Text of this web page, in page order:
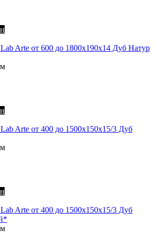
Arte от 600 до 1800х190х14 Дуб Натур
Arte от 400 до 1500х150х15/3 Дуб
Arte от 400 до 1500х150х15/3 Дуб